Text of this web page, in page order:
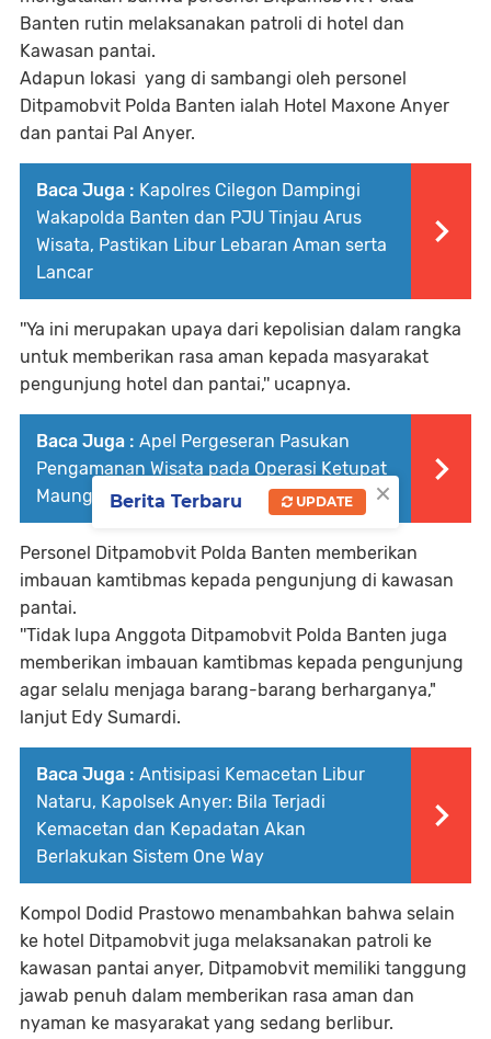
Banten rutin melaksanakan patroli di hotel dan
Kawasan pantai.
Adapun lokasi yang di sambangi oleh personel
Ditpamobvit Polda Banten ialah Hotel Maxone Anyer
dan pantai Pal Anyer.
Baca Juga : Kapolres Cilegon Dampingi
Wakapolda Banten dan PJU Tinjau Arus
Wisata, Pastikan Libur Lebaran Aman serta
Lancar
''Ya ini merupakan upaya dari kepolisian dalam rangka
untuk memberikan rasa aman kepada masyarakat
pengunjung hotel dan pantai,'' ucapnya.
Baca Juga : Apel Pergeseran Pasukan
Pengamanan Wisata pada Operasi Ketupat
Maung 2026 Polres Cilegon
Personel Ditpamobvit Polda Banten memberikan
imbauan kamtibmas kepada pengunjung di kawasan
pantai.
''Tidak lupa Anggota Ditpamobvit Polda Banten juga
memberikan imbauan kamtibmas kepada pengunjung
agar selalu menjaga barang-barang berharganya,"
lanjut Edy Sumardi.
Baca Juga : Antisipasi Kemacetan Libur
Nataru, Kapolsek Anyer: Bila Terjadi
Kemacetan dan Kepadatan Akan
Berlakukan Sistem One Way
Kompol Dodid Prastowo menambahkan bahwa selain
ke hotel Ditpamobvit juga melaksanakan patroli ke
kawasan pantai anyer, Ditpamobvit memiliki tanggung
jawab penuh dalam memberikan rasa aman dan
nyaman ke masyarakat yang sedang berlibur.
×
Berita Terbaru UPDATE